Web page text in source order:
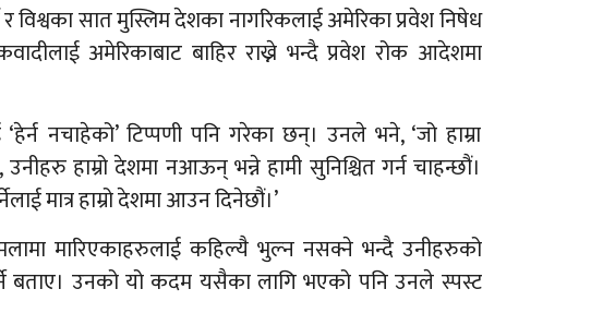
र विश्वका सात मुस्लिम देशका नागरिकलाई अमेरिका प्रवेश निषेध
अमेरिकाबाट बाहिर राख्ने भन्दै प्रवेश रोक आदेशमा
नचाहेको’ टिप्पणी पनि गरेका छन्। उनले भने, ‘जो हाम्रा
हाम्रो देशमा नआऊन् भन्ने हामी सुनिश्चित गर्न चाहन्छौं।
मात्र हाम्रो देशमा आउन दिनेछौं।’
मारिएकाहरुलाई कहिल्यै भुल्न नसक्ने भन्दै उनीहरुको
बताए। उनको यो कदम यसैका लागि भएको पनि उनले स्पस्ट